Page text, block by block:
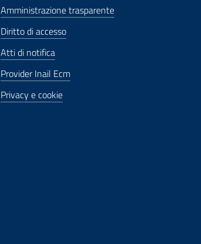
Amministrazione trasparente
Diritto di accesso
Atti di notifica
Provider Inail Ecm
Privacy e cookie